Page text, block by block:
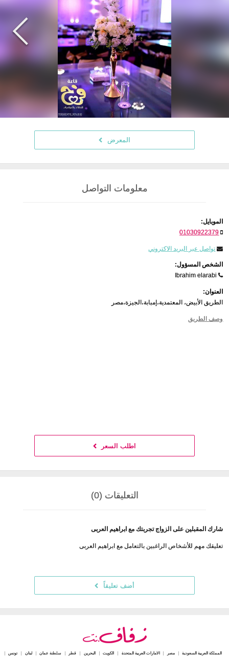
المعرض
معلومات التواصل
الموبايل:
01030922379
تواصل عبر البريد الاكتروني
الشخص المسؤول:
Ibrahim elarabi
العنوان:
الطريق الأبيض، المعتمدية،إمبابة،الجيزة،مصر
وصف الطريق
اطلب السعر
التعليقات (0)
شارك المقبلين على الزواج تجربتك مع ابراهيم العربى
تعليقك مهم للأشخاص الراغبين بالتعامل مع ابراهيم العربى
أضف تعليقاً
المملكة العربية السعودية مصر الامارات العربية المتحدة الكويت البحرين قطر سلطنة عمان لبنان تونس